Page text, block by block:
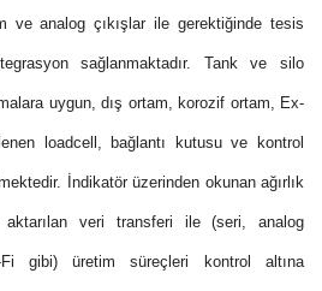
ve analog çıkışlar ile gerektiğinde tesis
sağlanmaktadır. Tank ve silo
uygun, dış ortam, korozif ortam, Ex-
loadcell, bağlantı kutusu ve kontrol
İndikatör üzerinden okunan ağırlık
aktarılan veri transferi ile (seri, analog
Fi gibi) üretim süreçleri kontrol altına